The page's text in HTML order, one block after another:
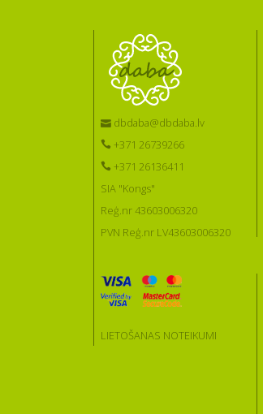
dbdaba@dbdaba.lv
+371 26739266
+371 26136411
SIA "Kongs"
Reģ.nr 43603006320
PVN Reģ.nr LV43603006320
LIETOŠANAS NOTEIKUMI